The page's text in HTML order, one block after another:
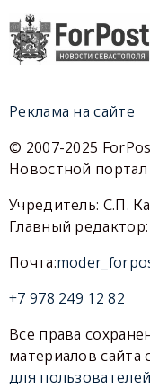
Реклама на сайте
© 2007-2025
Новостной портал
Учредитель: С.П.
Главный
Почта:
+7 978 249 12 82
Все права
материалов сайта
для